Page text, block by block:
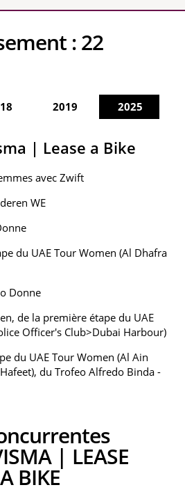
:22
2019 2025
| Lease a Bike
avec Zwift
WE
du UAE Tour Women (Al Dhafra
Donne
de la première étape du UAE
Officer's Club>Dubai Harbour)
du UAE Tour Women (Al Ain
du Trofeo Alfredo Binda -
| LEASE
A BIKE